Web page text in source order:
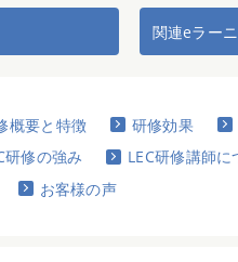
関連eラー
概要と特徴 研修効果
研修の強み LEC研修講師に
お客様の声